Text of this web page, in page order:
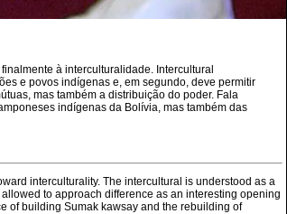
à interculturalidade. Intercultural
e povos indígenas e, em segundo, deve permitir
mas também a distribuição do poder. Fala
indígenas da Bolívia, mas também das
interculturality. The intercultural is understood as a
to approach difference as an interesting opening
of building Sumak kawsay and the rebuilding of